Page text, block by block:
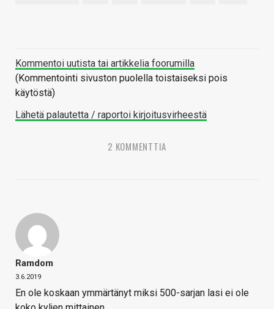
Kommentoi uutista tai artikkelia foorumilla
(Kommentointi sivuston puolella toistaiseksi pois
käytöstä)
Lähetä palautetta / raportoi kirjoitusvirheestä
2 KOMMENTTIA
Ramdom
3.6.2019
En ole koskaan ymmärtänyt miksi 500-sarjan lasi ei ole